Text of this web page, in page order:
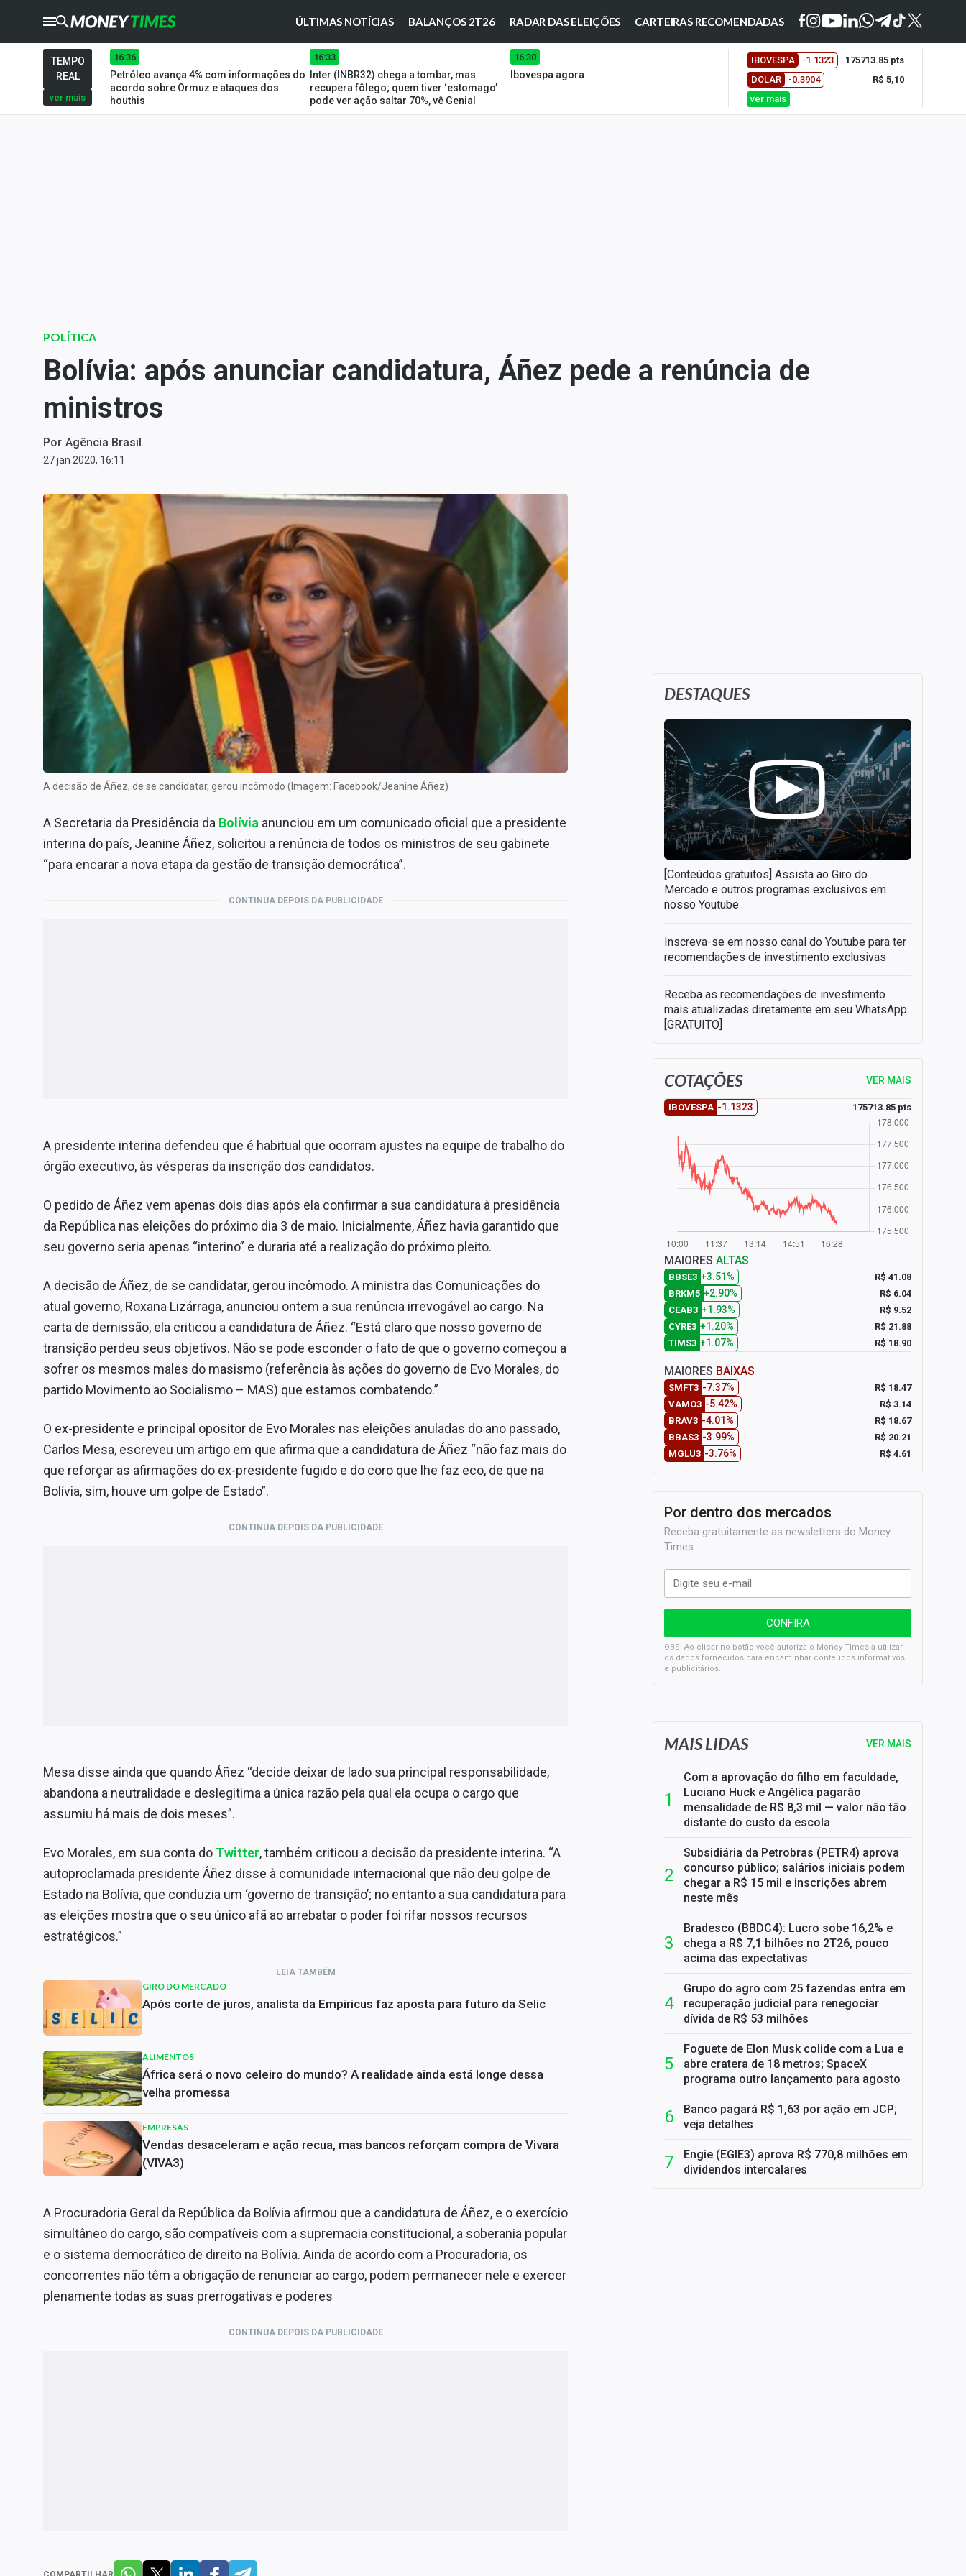
ÚLTIMAS NOTÍCIAS BALANÇOS 2T26 RADAR DAS ELEIÇÕES CARTEIRAS RECOMENDADAS
CRYPTOTIMES
TIMES
Ibovespa
Carteiras Recomendadas
Central de Dividendos
Central de Fundos
Central dos IPOs
Renda Fixa
Finanças Pessoais
Economia
Política
Colunas
Conteúdo de Marca
TEMPO
REAL
ver mais
16:36
Petróleo avança 4% com informações do
acordo sobre Ormuz e ataques dos
houthis
16:33
Inter (INBR32) chega a tombar, mas
recupera fôlego; quem tiver ‘estomago’
pode ver ação saltar 70%, vê Genial
16:30
Ibovespa agora
IBOVESPA -1.1323
175713.85 pts
DOLAR
-0.3904
R$ 5,10
ver mais
POLÍTICA
Bolívia: após anunciar candidatura, Áñez pede a renúncia de
ministros
Por Agência Brasil
27 jan 2020, 16:11
A decisão de Áñez, de se candidatar, gerou incômodo (Imagem: Facebook/Jeanine Áñez)
A Secretaria da Presidência da Bolívia anunciou em um comunicado oficial que a presidente
interina do país, Jeanine Áñez, solicitou a renúncia de todos os ministros de seu gabinete
“para encarar a nova etapa da gestão de transição democrática”.
CONTINUA DEPOIS DA PUBLICIDADE
A presidente interina defendeu que é habitual que ocorram ajustes na equipe de trabalho do
órgão executivo, às vésperas da inscrição dos candidatos.
O pedido de Áñez vem apenas dois dias após ela confirmar a sua candidatura à presidência
da República nas eleições do próximo dia 3 de maio. Inicialmente, Áñez havia garantido que
seu governo seria apenas “interino” e duraria até a realização do próximo pleito.
A decisão de Áñez, de se candidatar, gerou incômodo. A ministra das Comunicações do
atual governo, Roxana Lizárraga, anunciou ontem a sua renúncia irrevogável ao cargo. Na
carta de demissão, ela criticou a candidatura de Áñez. “Está claro que nosso governo de
transição perdeu seus objetivos. Não se pode esconder o fato de que o governo começou a
sofrer os mesmos males do masismo (referência às ações do governo de Evo Morales, do
partido Movimento ao Socialismo – MAS) que estamos combatendo.”
O ex-presidente e principal opositor de Evo Morales nas eleições anuladas do ano passado,
Carlos Mesa, escreveu um artigo em que afirma que a candidatura de Áñez “não faz mais do
que reforçar as afirmações do ex-presidente fugido e do coro que lhe faz eco, de que na
Bolívia, sim, houve um golpe de Estado”.
CONTINUA DEPOIS DA PUBLICIDADE
Mesa disse ainda que quando Áñez “decide deixar de lado sua principal responsabilidade,
abandona a neutralidade e deslegitima a única razão pela qual ela ocupa o cargo que
assumiu há mais de dois meses”.
Evo Morales, em sua conta do Twitter, também criticou a decisão da presidente interina. “A
autoproclamada presidente Áñez disse à comunidade internacional que não deu golpe de
Estado na Bolívia, que conduzia um ‘governo de transição’; no entanto a sua candidatura para
as eleições mostra que o seu único afã ao arrebatar o poder foi rifar nossos recursos
estratégicos.”
LEIA TAMBÉM
GIRO DO MERCADO
Após corte de juros, analista da Empiricus faz aposta para futuro da Selic
ALIMENTOS
África será o novo celeiro do mundo? A realidade ainda está longe dessa
velha promessa
EMPRESAS
Vendas desaceleram e ação recua, mas bancos reforçam compra de Vivara
(VIVA3)
A Procuradoria Geral da República da Bolívia afirmou que a candidatura de Áñez, e o exercício
simultâneo do cargo, são compatíveis com a supremacia constitucional, a soberania popular
e o sistema democrático de direito na Bolívia. Ainda de acordo com a Procuradoria, os
concorrentes não têm a obrigação de renunciar ao cargo, podem permanecer nele e exercer
plenamente todas as suas prerrogativas e poderes
CONTINUA DEPOIS DA PUBLICIDADE
DESTAQUES
[Conteúdos gratuitos] Assista ao Giro do
Mercado e outros programas exclusivos em
nosso Youtube
Inscreva-se em nosso canal do Youtube para ter
recomendações de investimento exclusivas
Receba as recomendações de investimento
mais atualizadas diretamente em seu WhatsApp
[GRATUITO]
COTAÇÕES VER MAIS
IBOVESPA -1.1323 175713.85 pts
MAIORES ALTAS
BBSE3 +3.51%
R$ 41.08
BRKM5 +2.90%
R$ 6.04
CEAB3 +1.93%
R$ 9.52
CYRE3 +1.20%
R$ 21.88
TIMS3 +1.07% R$ 18.90
MAIORES BAIXAS
SMFT3 -7.37%
R$ 18.47
VAMO3 -5.42%
R$ 3.14
BRAV3 -4.01%
R$ 18.67
BBAS3 -3.99%
R$ 20.21
MGLU3 -3.76% R$ 4.61
Por dentro dos mercados
Receba gratuitamente as newsletters do Money
Times
OBS: Ao clicar no botão você autoriza o Money Times a utilizar
os dados fornecidos para encaminhar conteúdos informativos
e publicitários.
SELIC em 14%: A repercussão da decisão sobre os JUROS
MAIS LIDAS VER MAIS
Com a aprovação do filho em faculdade,
Luciano Huck e Angélica pagarão
mensalidade de R$ 8,3 mil — valor não tão
distante do custo da escola
Subsidiária da Petrobras (PETR4) aprova
concurso público; salários iniciais podem
chegar a R$ 15 mil e inscrições abrem
neste mês
Bradesco (BBDC4): Lucro sobe 16,2% e
chega a R$ 7,1 bilhões no 2T26, pouco
acima das expectativas
Grupo do agro com 25 fazendas entra em
recuperação judicial para renegociar
dívida de R$ 53 milhões
Foguete de Elon Musk colide com a Lua e
abre cratera de 18 metros; SpaceX
programa outro lançamento para agosto
Banco pagará R$ 1,63 por ação em JCP;
veja detalhes
Engie (EGIE3) aprova R$ 770,8 milhões em
dividendos intercalares